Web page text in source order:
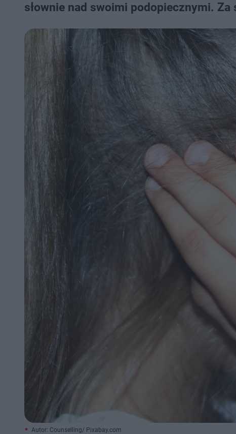
słownie nad swoimi podopiecznymi.
Autor: Counselling/ Pixabay.com